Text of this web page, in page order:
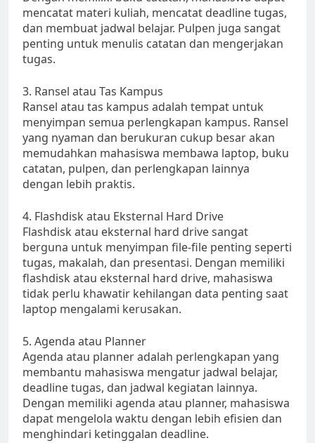
mencatat materi kuliah, mencatat deadline tugas,
dan membuat jadwal belajar. Pulpen juga sangat
penting untuk menulis catatan dan mengerjakan
tugas.
3. Ransel atau Tas Kampus
Ransel atau tas kampus adalah tempat untuk
menyimpan semua perlengkapan kampus. Ransel
yang nyaman dan berukuran cukup besar akan
memudahkan mahasiswa membawa laptop, buku
catatan, pulpen, dan perlengkapan lainnya
dengan lebih praktis.
4. Flashdisk atau Eksternal Hard Drive
Flashdisk atau eksternal hard drive sangat
berguna untuk menyimpan file-file penting seperti
tugas, makalah, dan presentasi. Dengan memiliki
flashdisk atau eksternal hard drive, mahasiswa
tidak perlu khawatir kehilangan data penting saat
laptop mengalami kerusakan.
5. Agenda atau Planner
Agenda atau planner adalah perlengkapan yang
membantu mahasiswa mengatur jadwal belajar,
deadline tugas, dan jadwal kegiatan lainnya.
Dengan memiliki agenda atau planner, mahasiswa
dapat mengelola waktu dengan lebih efisien dan
menghindari ketinggalan deadline.